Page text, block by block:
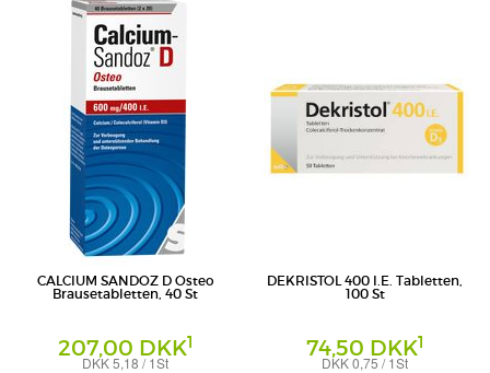
CALCIUM SANDOZ D Osteo
Brausetabletten, 40 St
207,00 DKK1
DKK 5,18 / 1St
DEKRISTOL 400 I.E. Tabletten,
100 St
74,50 DKK1
DKK 0,75 / 1St